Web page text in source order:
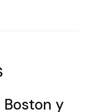
Boston y